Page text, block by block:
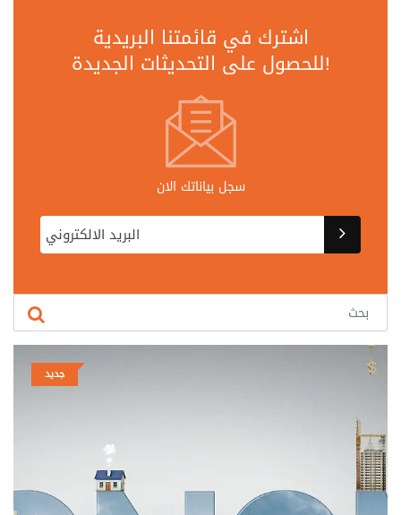
اشترك في قائمتنا البريدية
للحصول على التحديثات الجديدة!
سجل بياناتك الان
جديد